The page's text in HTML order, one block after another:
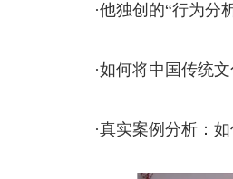
·他独创的“行为分析
·如何将中国传统文
·真实案例分析：如